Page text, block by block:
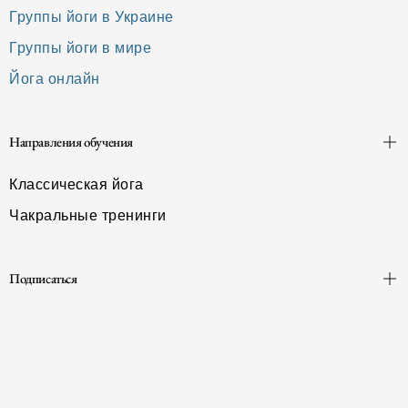
Группы йоги в Украине
Группы йоги в мире
Йога онлайн
Направления обучения
Классическая йога
Чакральные тренинги
Подписаться